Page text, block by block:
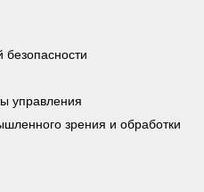
управления
зрения и обработки